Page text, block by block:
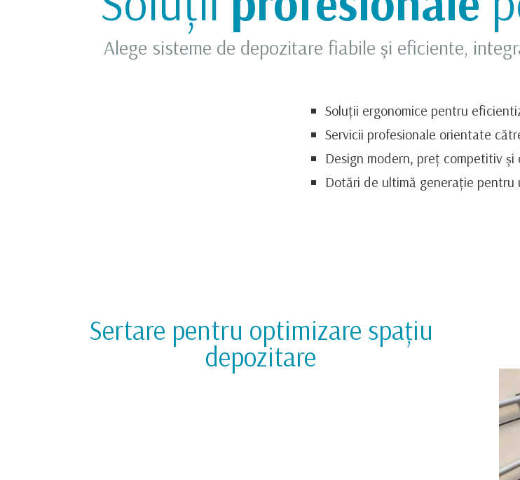
Alege sisteme de depozitare fiabile și eficiente,
Soluții ergonomice pentru
Servicii profesionale orientate
Design modern, preț competitiv
Dotări de ultimă generație
Sertare pentru optimizare spațiu
depozitare